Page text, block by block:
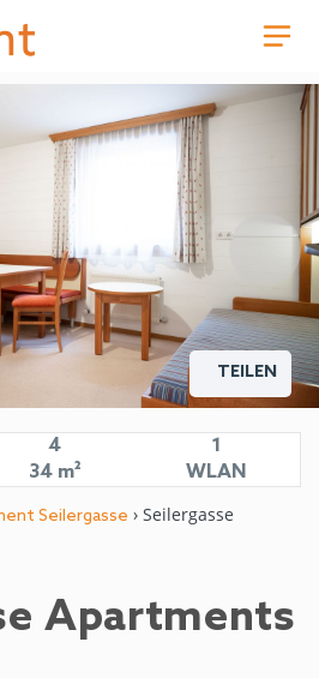
TEILEN
4
1
34 m²
WLAN
Seilergasse › Seilergasse
Apartments